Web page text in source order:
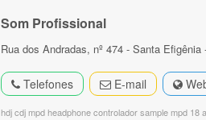
Som Profissional
Rua dos Andradas, nº 474 - Santa
Telefones E-mail
hdj cdj mpd headphone controlador sample mpd